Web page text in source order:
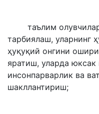
таълим
тарбиялаш, уларнинг
ҳуқуқий онгини
яратиш, уларда
инсонпарварлик ва
шакллантириш;